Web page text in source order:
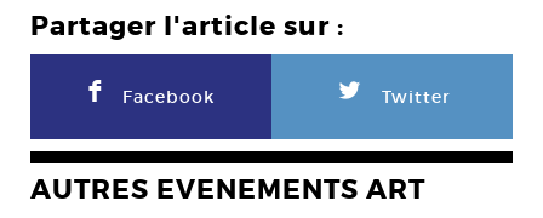
Partager l'article sur :
F Facebook L Twitter
AUTRES EVENEMENTS ART